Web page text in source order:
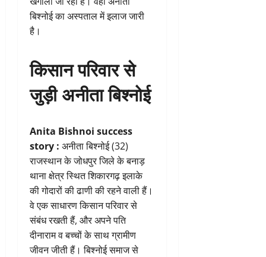
बिश्नोई का अस्पताल में इलाज जारी
है।
किसान परिवार से
जुड़ी अनीताबिश्नोई
Anita Bishnoi success
story : अनीता बिश्नोई (32)
राजस्थान के जोधपुर जिले के बनाड़
थाना क्षेत्र स्थित शिकारगढ़ इलाके
की गोदारों की ढाणी की रहने वाली हैं।
वे एक साधारण किसान परिवार से
संबंध रखती हैं, और अपने पति
दीनाराम व बच्चों के साथ ग्रामीण
जीवन जीती हैं। बिश्नोई समाज से